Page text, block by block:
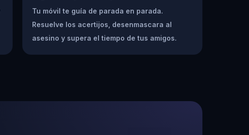
Tu móvil te guía de parada en parada.
Resuelve los acertijos, desenmascara al
asesino y supera el tiempo de tus amigos.